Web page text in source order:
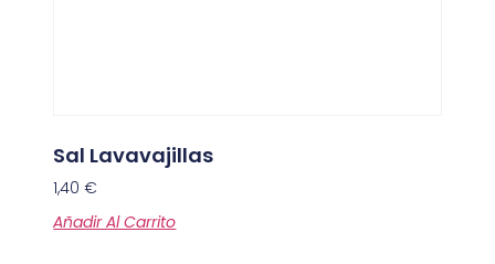
Sal Lavavajillas
1,40€
Añadir Al Carrito